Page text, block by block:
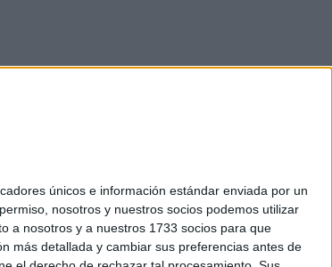
únicos e información estándar enviada por un
nosotros y nuestros socios podemos utilizar
a nosotros y a nuestros 1733 socios para que
más detallada y cambiar sus preferencias antes de
2767